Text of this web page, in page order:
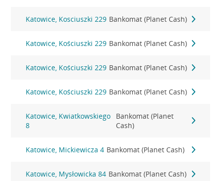
Katowice, Kosciuszki 229 Bankomat (Planet Cash)
Katowice, Kościuszki 229 Bankomat (Planet Cash)
Katowice, Kościuszki 229 Bankomat (Planet Cash)
Katowice, Kościuszki 229 Bankomat (Planet Cash)
Katowice, Kwiatkowskiego
8
Bankomat (Planet
Cash)
Katowice, Mickiewicza 4 Bankomat (Planet Cash)
Katowice, Mysłowicka 84 Bankomat (Planet Cash)